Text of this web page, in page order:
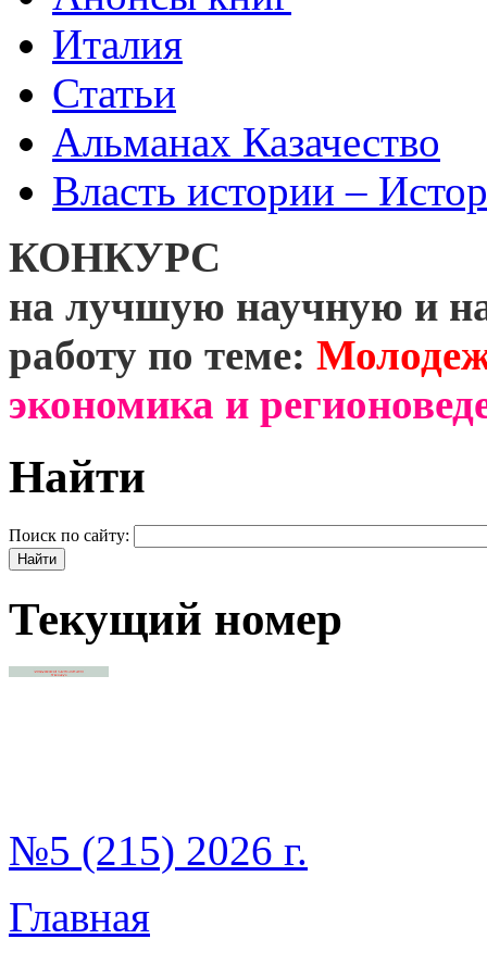
Италия
Статьи
Альманах Казачество
Власть истории –
КОНКУРС
на лучшую научную и
работу по теме:
экономика и
Найти
Поиск по сайту:
Текущий номер
№5 (215) 2026 г.
Главная